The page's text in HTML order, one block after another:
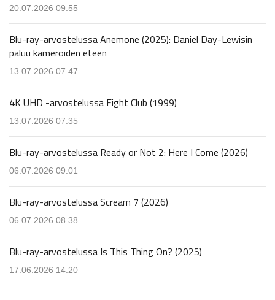
20.07.2026 09.55
Blu-ray-arvostelussa Anemone (2025): Daniel Day-Lewisin
paluu kameroiden eteen
13.07.2026 07.47
4K UHD -arvostelussa Fight Club (1999)
13.07.2026 07.35
Blu-ray-arvostelussa Ready or Not 2: Here I Come (2026)
06.07.2026 09.01
Blu-ray-arvostelussa Scream 7 (2026)
06.07.2026 08.38
Blu-ray-arvostelussa Is This Thing On? (2025)
17.06.2026 14.20